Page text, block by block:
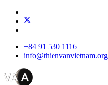
+84 91 530 1116
info@thienvanvietnam.org